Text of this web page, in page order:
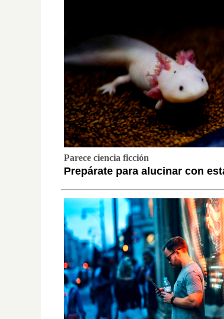
Parece ciencia ficción
Prepárate para alucinar con